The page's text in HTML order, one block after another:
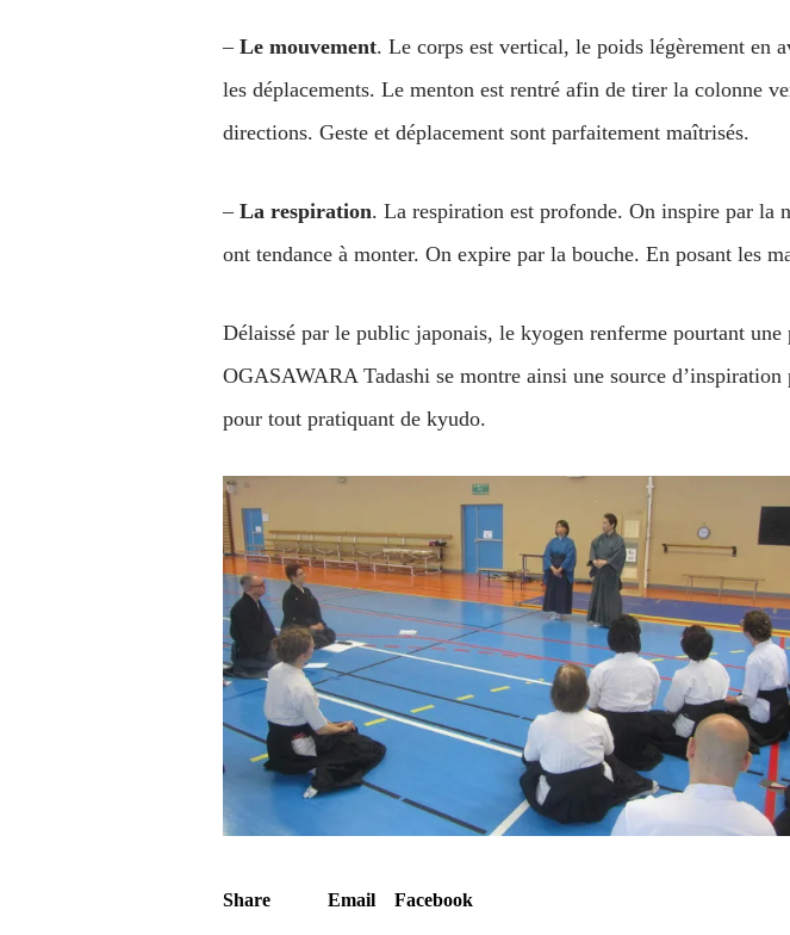
– Le mouvement. Le corps est vertical, le poids légèrement en
les déplacements. Le menton est rentré afin de tirer la colonne
directions. Geste et déplacement sont parfaitement maîtrisés.
– La respiration. La respiration est profonde. On inspire par la
ont tendance à monter. On expire par la bouche. En posant les
Délaissé par le public japonais, le kyogen renferme pourtant
OGASAWARA Tadashi se montre ainsi une source
pour tout pratiquant de kyudo.
Share Email Facebook